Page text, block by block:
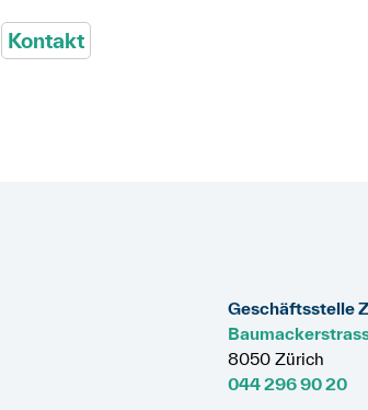
Kontakt
Geschäftsstelle
8050 Zürich
044 296 90 20